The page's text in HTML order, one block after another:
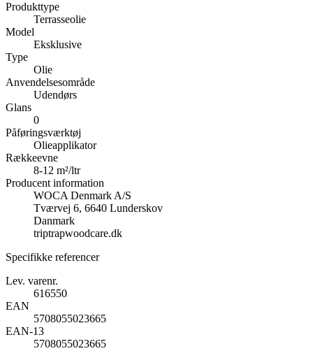
Produkttype
Terrasseolie
Model
Eksklusive
Type
Olie
Anvendelsesområde
Udendørs
Glans
0
Påføringsværktøj
Olieapplikator
Rækkeevne
8-12 m²/ltr
Producent information
WOCA Denmark A/S
Tværvej 6, 6640 Lunderskov
Danmark
triptrapwoodcare.dk
Specifikke referencer
Lev. varenr.
616550
EAN
5708055023665
EAN-13
5708055023665